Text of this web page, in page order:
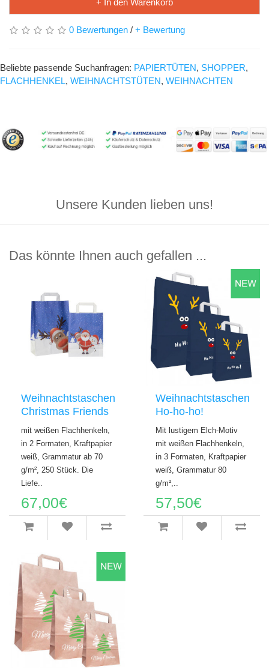
+ In den Warenkorb
0 Bewertungen / + Bewertung
Beliebte passende Suchanfragen: PAPIERTÜTEN, SHOPPER,
FLACHHENKEL, WEIHNACHTSTÜTEN, WEIHNACHTEN
Unsere Kunden lieben uns!
Das könnte Ihnen auch gefallen ...
Weihnachtstaschen
Christmas Friends
mit weißen Flachhenkeln,
in 2 Formaten, Kraftpapier
weiß, Grammatur ab 70
g/m², 250 Stück. Die
Liefe..
67,00€
Weihnachtstaschen
Ho-ho-ho!
Mit lustigem Elch-Motiv
mit weißen Flachhenkeln,
in 3 Formaten, Kraftpapier
weiß, Grammatur 80
g/m²,..
57,50€